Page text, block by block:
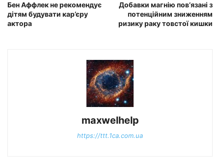
Бен Аффлек не рекомендує
дітям будувати кар’єру
актора
Добавки магнію пов’язані з
потенційним зниженням
ризику раку товстої кишки
maxwelhelp
https://ttt.1ca.com.ua